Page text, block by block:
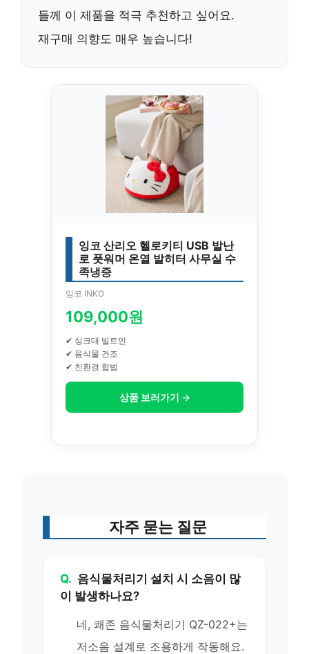
들께 이 제품을 적극 추천하고 싶어요.
재구매 의향도 매우 높습니다!
잉코 산리오 헬로키티 USB 발난
로 풋워머 온열 발히터 사무실 수
족냉증
잉코 INKO
109,000원
✔ 싱크대 빌트인
✔ 음식물 건조
✔ 친환경 합법
상품 보러가기 →
자주 묻는 질문
Q. 음식물처리기 설치 시 소음이 많
이 발생하나요?
네, 쾌존 음식물처리기 QZ-022+는
저소음 설계로 조용하게 작동해요.